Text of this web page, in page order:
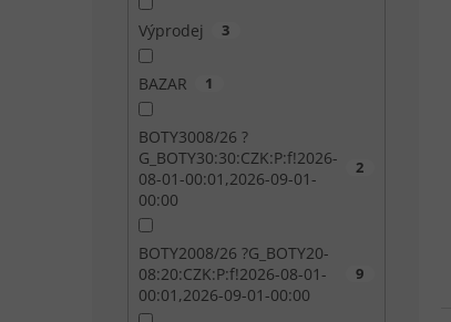
Výprodej 3
BAZAR 1
BOTY3008/26 ?
G_BOTY30:30:CZK:P:f!2026-
08-01-00:01,2026-09-01-
00:00
2
BOTY2008/26 ?G_BOTY20-
08:20:CZK:P:f!2026-08-01-
00:01,2026-09-01-00:00
9